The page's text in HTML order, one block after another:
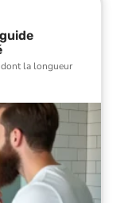
la longueur